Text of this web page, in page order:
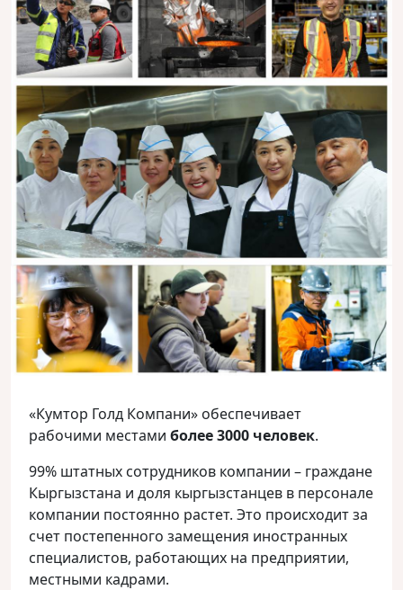
«Кумтор Голд Компани» обеспечивает
рабочими местами более 3000 человек.
99% штатных сотрудников компании – граждане
Кыргызстана и доля кыргызстанцев в персонале
компании постоянно растет. Это происходит за
счет постепенного замещения иностранных
специалистов, работающих на предприятии,
местными кадрами.